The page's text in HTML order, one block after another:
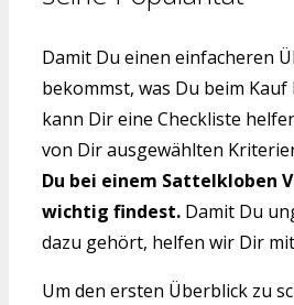
Damit Du einen einfacheren
bekommst, was Du beim
kann Dir eine Checkliste
von Dir ausgewählten
Du bei einem Sattelkloben
wichtig findest. Damit Du
dazu gehört, helfen wir Dir
Um den ersten Überblick zu